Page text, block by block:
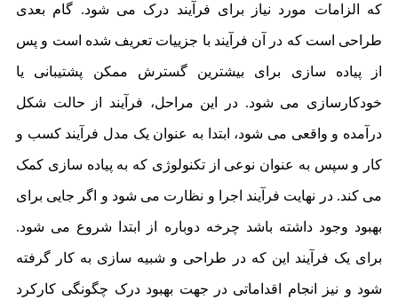
که الزامات مورد نیاز برای فرآیند درک می شود. گام بعدی
طراحی است که در آن فرآیند با جزییات تعریف شده است و پس
از پیاده سازی برای بیشترین گسترش ممکن پشتیبانی یا
خودکارسازی می شود. در این مراحل، فرآیند از حالت شکل
درآمده و واقعی می شود، ابتدا به عنوان یک مدل فرآیند کسب و
کار و سپس به عنوان نوعی از تکنولوژی که به پیاده سازی کمک
می کند. در نهایت فرآیند اجرا و نظارت می شود و اگر جایی برای
بهبود وجود داشته باشد چرخه دوباره از ابتدا شروع می شود.
برای یک فرآیند این که در طراحی و شبیه سازی به کار گرفته
شود و نیز انجام اقداماتی در جهت بهبود درک چگونگی کارکرد